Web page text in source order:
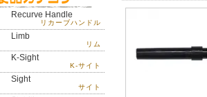
Recurve Handle
リカーブハンドル
Limb
リム
K-Sight
K-サイト
Sight
サイト